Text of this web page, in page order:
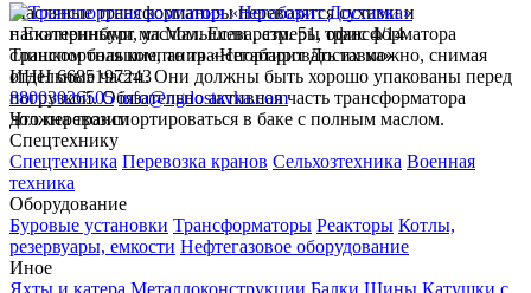
Масляные трансформаторы перевозятся сухими и
наполненными маслом. Если размеры трансформатора
слишком большие, то транспортировать их можно, снимая
отдельные части. Они должны быть хорошо упакованы перед
погрузкой. Обязательно активная часть трансформатора
должна транспортироваться в баке с полным маслом.
г Екатеринбург, ул Малышева, стр. 51, офис 4/14
Транспортная компания «Негабарит Доставка»
ИНН 6685197243
88003026505 info@ngdostavka.com
Что перевозим
Спецтехнику
Спецтехника Перевозка кранов Сельхозтехника Военная
техника
Оборудование
Буровые установки Трансформаторы Реакторы Котлы,
резервуары, емкости Нефтегазовое оборудование
Иное
Яхты и катера Металлоконструкции Балки Шины Катушки с